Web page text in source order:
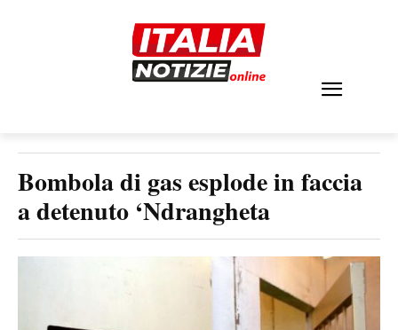
Bombola di gas esplode in faccia
a detenuto ‘Ndrangheta